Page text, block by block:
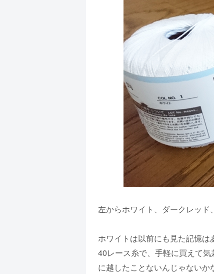
左からホワイト、ダークレッド
ホワイトは以前にも見た記憶は
40レース糸で、手軽に買えて
に越したことないんじゃないか